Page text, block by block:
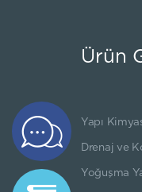
Ürün
Yapı
Drenaj ve
Yoğuşma
Teklif
Formu